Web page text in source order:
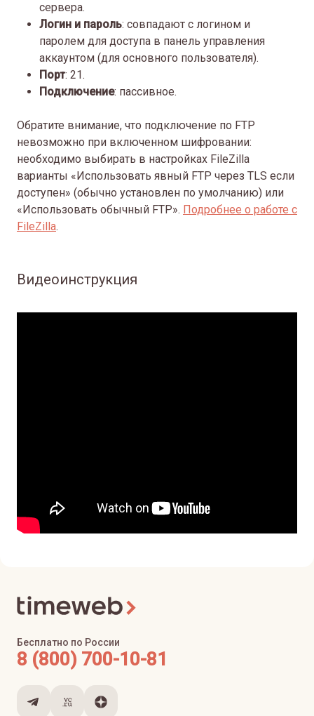
сервера.
Логин и пароль: совпадают с логином и
паролем для доступа в панель управления
аккаунтом (для основного пользователя).
Порт: 21.
Подключение: пассивное.
Обратите внимание, что подключение по FTP
невозможно при включенном шифровании:
необходимо выбирать в настройках FileZilla
варианты «Использовать явный FTP через TLS если
доступен» (обычно установлен по умолчанию) или
«Использовать обычный FTP». Подробнее о работе с
FileZilla.
Видеоинструкция
Бесплатно по России
8 (800) 700-10-81